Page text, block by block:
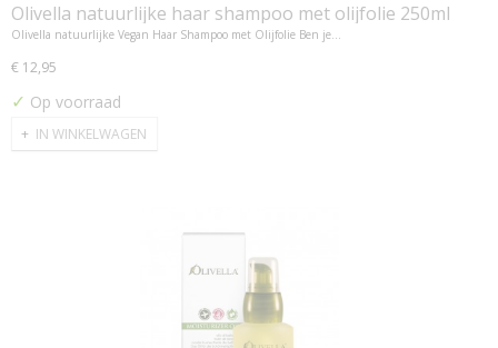
Olivella natuurlijke haar shampoo met olijfolie 250ml
Olivella natuurlijke Vegan Haar Shampoo met Olijfolie Ben je…
€ 12,95
✓ Op voorraad
IN WINKELWAGEN